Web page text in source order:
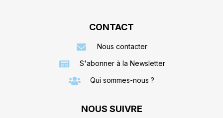
CONTACT
Nous contacter
S'abonner à la Newsletter
Qui sommes-nous ?
NOUS SUIVRE